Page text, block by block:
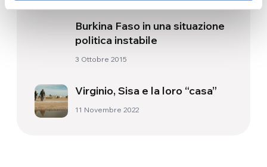
Burkina Faso in una situazione
politica instabile
3 Ottobre 2015
Virginio, Sisa e la loro “casa”
11 Novembre 2022